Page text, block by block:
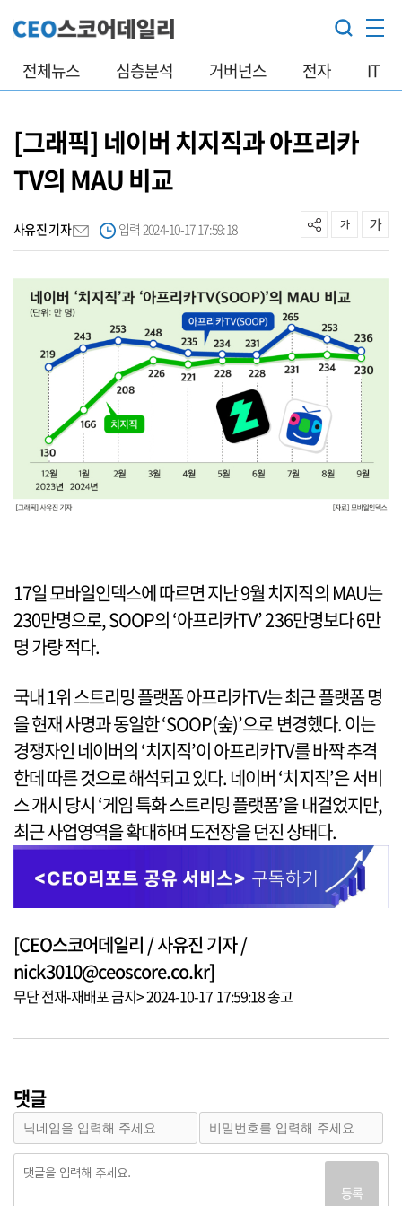
전체뉴스 심층분석 거버넌스 전자 IT
[그래픽] 네이버 치지직과 아프리카
TV의 MAU 비교
사유진 기자 입력 2024-10-17 17:59:18
17일 모바일인덱스에 따르면 지난 9월 치지직의 MAU는
230만명으로, SOOP의 ‘아프리카TV’ 236만명보다 6만
명 가량 적다.
국내 1위 스트리밍 플랫폼 아프리카TV는 최근 플랫폼 명
을 현재 사명과 동일한 ‘SOOP(숲)’으로 변경했다. 이는
경쟁자인 네이버의 ‘치지직’이 아프리카TV를 바짝 추격
한데 따른 것으로 해석되고 있다. 네이버 ‘치지직’은 서비
스 개시 당시 ‘게임 특화 스트리밍 플랫폼’을 내걸었지만,
최근 사업영역을 확대하며 도전장을 던진 상태다.
[CEO스코어데일리 / 사유진 기자 /
nick3010@ceoscore.co.kr]
무단 전재-재배포 금지> 2024-10-17 17:59:18 송고
댓글
등록